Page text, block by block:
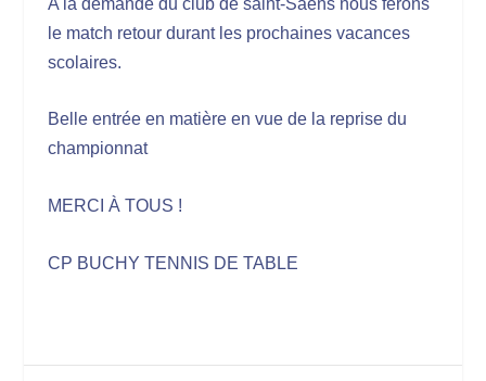
le match retour durant les prochaines vacances
scolaires.
Belle entrée en matière en vue de la reprise du
championnat
MERCI À TOUS !
CP BUCHY TENNIS DE TABLE